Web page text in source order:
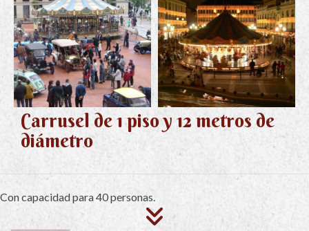
Carrusel de 1 piso y 12 metros de
diámetro
Con capacidad para 40 personas.